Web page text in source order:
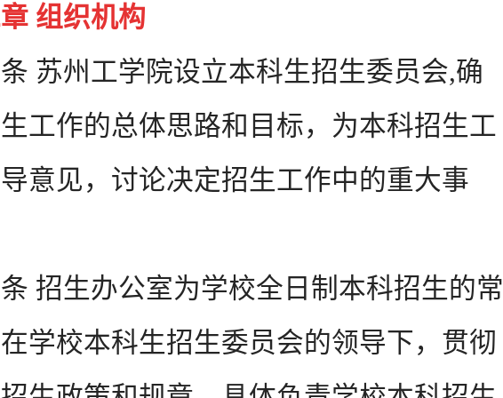
组织机构
州工学院设立本科生招生委员会,确
工作的总体思路和目标，为本科招生工
意见，讨论决定招生工作中的重大事
生办公室为学校全日制本科招生的常
学校本科生招生委员会的领导下，贯彻